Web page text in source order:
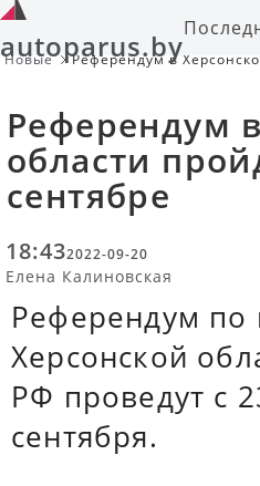
autoparus.by
Новые
Референдум в
Референдум
области
сентябре
18:432022-09-20
Елена Калиновская
Референдум
Херсонской
РФ проведут с
сентября.